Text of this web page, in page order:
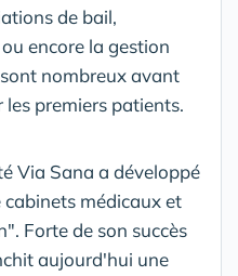
de bail,
encore la gestion
nombreux avant
premiers patients.
Via Sana a développé
médicaux et
Forte de son succès
aujourd'hui une